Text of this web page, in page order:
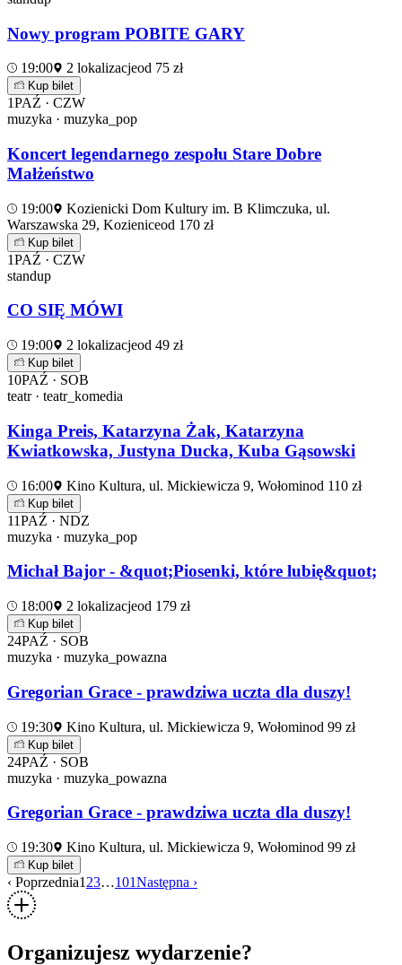
Nowy program POBITE GARY
19:00 2 lokalizacjeod 75 zł
Kup bilet
1PAŹ · CZW
muzyka · muzyka_pop
Koncert legendarnego zespołu Stare Dobre
Małżeństwo
19:00
Kozienicki Dom Kultury im. B Klimczuka, ul.
Warszawska 29, Kozieniceod 170 zł
Kup bilet
1PAŹ · CZW
standup
CO SIĘ MÓWI
19:00 2 lokalizacjeod 49 zł
Kup bilet
10PAŹ · SOB
teatr · teatr_komedia
Kinga Preis, Katarzyna Żak, Katarzyna
Kwiatkowska, Justyna Ducka, Kuba Gąsowski
16:00 Kino Kultura, ul. Mickiewicza 9, Wołominod 110 zł
Kup bilet
11PAŹ · NDZ
muzyka · muzyka_pop
Michał Bajor - &quot;Piosenki, które lubię&quot;
18:00 2 lokalizacjeod 179 zł
Kup bilet
24PAŹ · SOB
muzyka · muzyka_powazna
Gregorian Grace - prawdziwa uczta dla duszy!
19:30 Kino Kultura, ul. Mickiewicza 9, Wołominod 99 zł
Kup bilet
24PAŹ · SOB
muzyka · muzyka_powazna
Gregorian Grace - prawdziwa uczta dla duszy!
19:30 Kino Kultura, ul. Mickiewicza 9, Wołominod 99 zł
Kup bilet
‹ Poprzednia1 23…101Następna ›
Organizujesz wydarzenie?